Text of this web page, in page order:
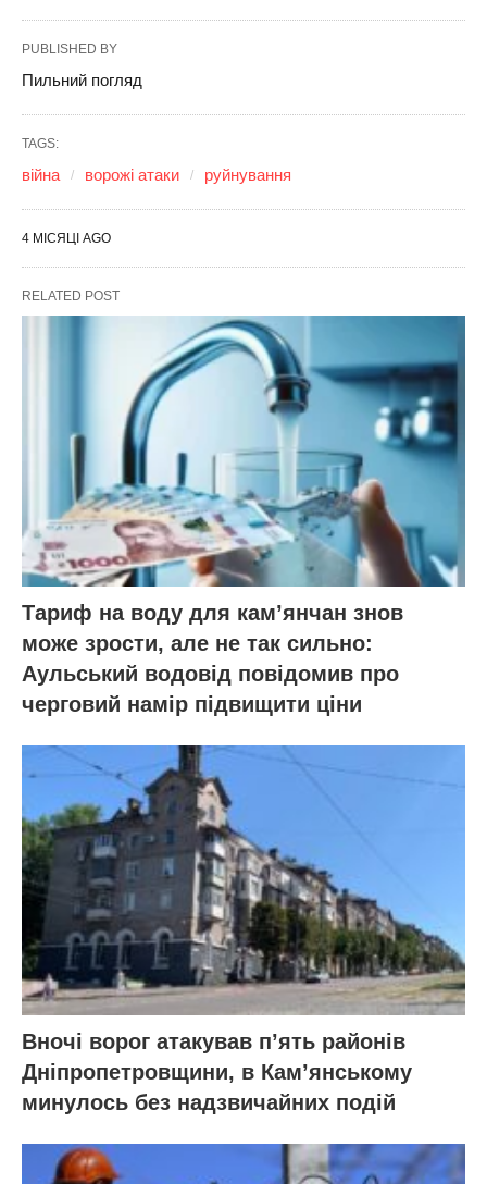
PUBLISHED BY
Пильний погляд
TAGS:
війна ворожі атаки руйнування
4 МІСЯЦІ AGO
RELATED POST
Тариф на воду для кам’янчан знов
може зрости, але не так сильно:
Аульський водовід повідомив про
черговий намір підвищити ціни
Вночі ворог атакував п’ять районів
Дніпропетровщини, в Кам’янському
минулось без надзвичайних подій